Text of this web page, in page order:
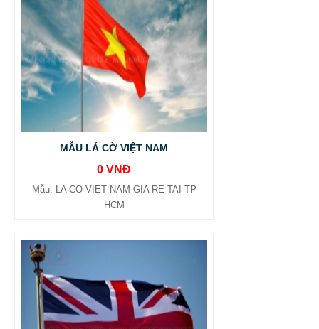
MẪU LÁ CỜ VIỆT NAM
0 VNĐ
Mẫu: LA CO VIET NAM GIA RE TAI TP
HCM